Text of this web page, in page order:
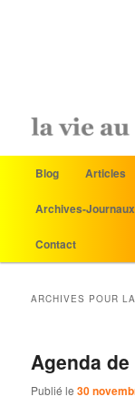
Aller
au
contenu
principal
Aller
au
contenu
secondaire
Blog Articles
Archives-
Contact
ARCHIVES POUR
Agenda
Publié le30